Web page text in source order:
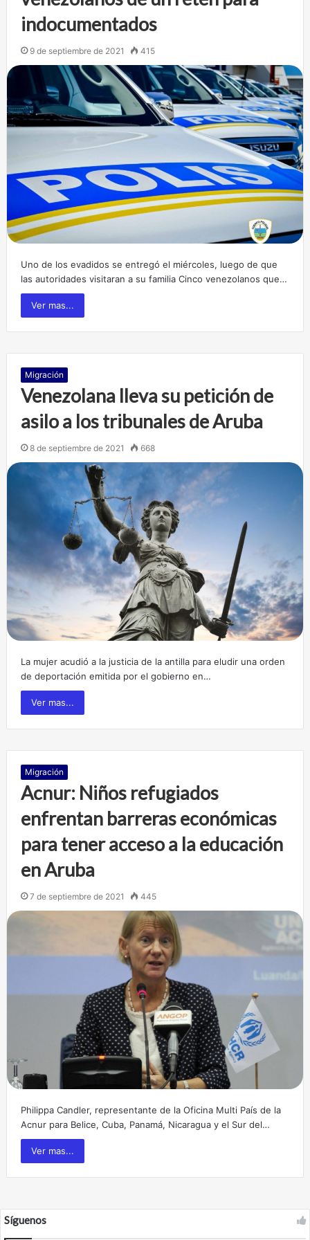
indocumentados
9 de septiembre de 2021 415
Uno de los evadidos se entregó el miércoles, luego de que
las autoridades visitaran a su familia Cinco venezolanos que…
Ver mas...
Migración
Venezolana lleva su petición de
asilo a los tribunales de Aruba
8 de septiembre de 2021 668
La mujer acudió a la justicia de la antilla para eludir una orden
de deportación emitida por el gobierno en…
Ver mas...
Migración
Acnur: Niños refugiados
enfrentan barreras económicas
para tener acceso a la educación
en Aruba
7 de septiembre de 2021 445
Philippa Candler, representante de la Oficina Multi País de la
Acnur para Belice, Cuba, Panamá, Nicaragua y el Sur del…
Ver mas...
Síguenos